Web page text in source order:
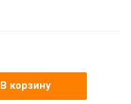
В корзину